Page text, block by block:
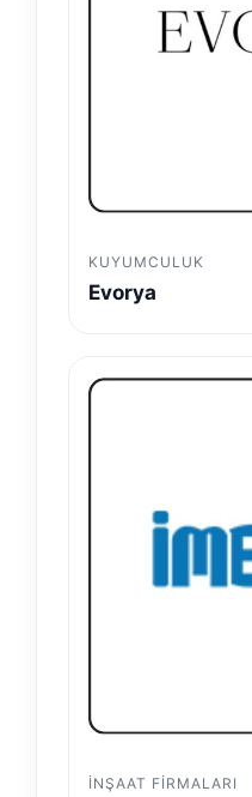
KUYUMCULUK
Evorya
İNŞAAT FIRMALARI